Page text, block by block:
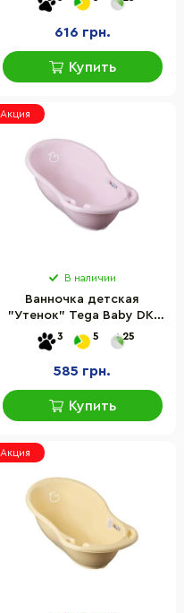
сливом, 86 см
616 грн.
Купить
Акция
В наличии
Ванночка детская
"Утенок" Tega Baby DK-
004-130 розовый, 86 см
3 5 25
585 грн.
Купить
Акция